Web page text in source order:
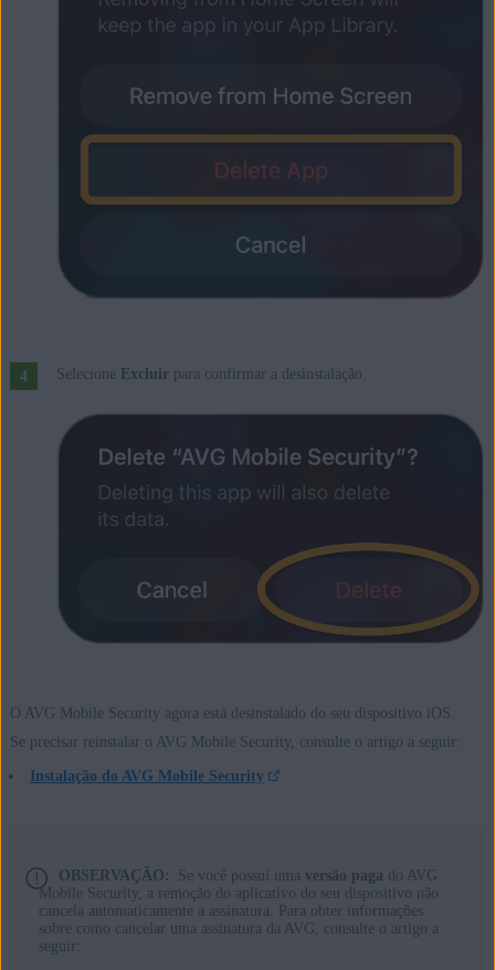
Selecione Excluirpara confirmar a desinstalação.
O AVG Mobile Security agora está desinstalado do seu dispositivo iOS.
Se precisar reinstalar o AVG Mobile Security, consulte o artigo a seguir:
Instalação do AVG Mobile Security
OBSERVAÇÃO: Se você possui uma versão paga do AVG
Mobile Security, a remoção do aplicativo do seu dispositivo não
cancela automaticamente a assinatura. Para obter informações
sobre como cancelar uma assinatura da AVG, consulte o artigo a
seguir: